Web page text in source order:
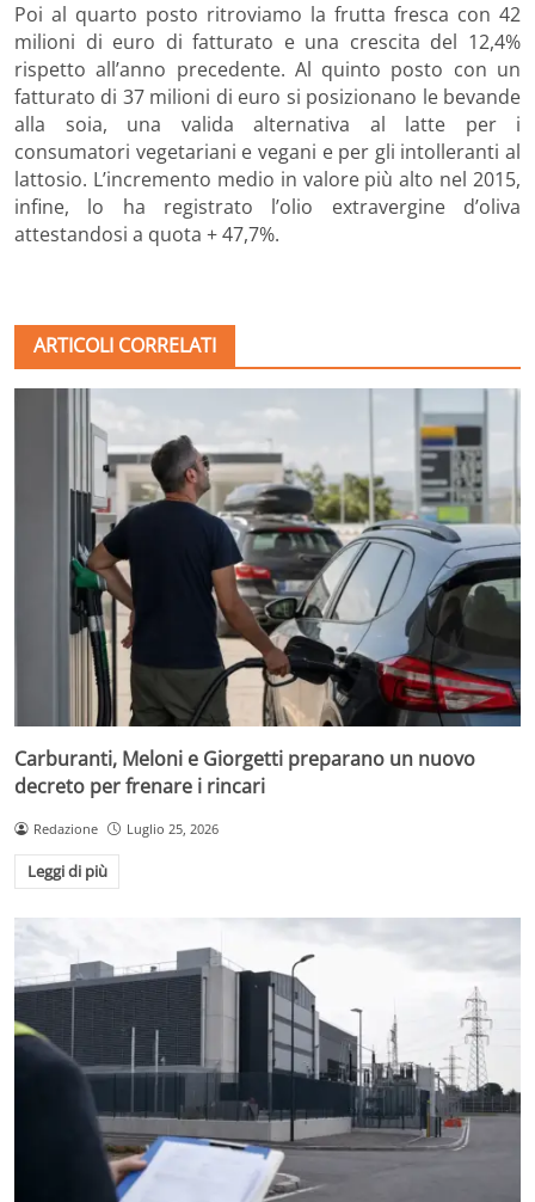
Poi al quarto posto ritroviamo la frutta fresca con 42
milioni di euro di fatturato e una crescita del 12,4%
rispetto all’anno precedente. Al quinto posto con un
fatturato di 37 milioni di euro si posizionano le bevande
alla soia, una valida alternativa al latte per i
consumatori vegetariani e vegani e per gli intolleranti al
lattosio. L’incremento medio in valore più alto nel 2015,
infine, lo ha registrato l’olio extravergine d’oliva
attestandosi a quota + 47,7%.
ARTICOLI CORRELATI
Carburanti, Meloni e Giorgetti preparano un nuovo
decreto per frenare i rincari
Redazione Luglio 25, 2026
Leggi di più